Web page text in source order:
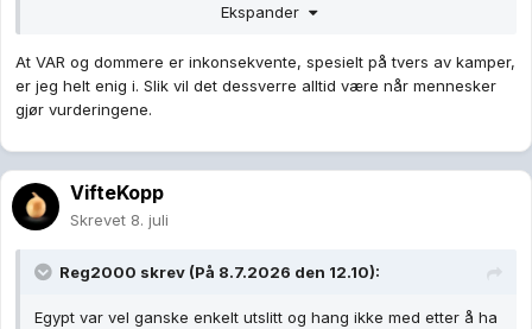
Ta den straffen Brasil får også, ingen review, selom Nusa blir
Ekspander
At VAR og dommere er inkonsekvente, spesielt på tvers av kamper,
er jeg helt enig i. Slik vil det dessverre alltid være når mennesker
gjør vurderingene.
VifteKopp
Skrevet 8. juli
Reg2000 skrev (På 8.7.2026 den 12.10):
Egypt var vel ganske enkelt utslitt og hang ikke med etter å ha